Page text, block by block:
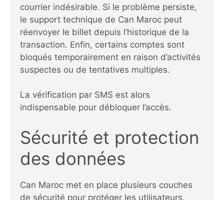
courrier indésirable. Si le problème persiste,
le support technique de Can Maroc peut
réenvoyer le billet depuis l’historique de la
transaction. Enfin, certains comptes sont
bloqués temporairement en raison d’activités
suspectes ou de tentatives multiples.
La vérification par SMS est alors
indispensable pour débloquer l’accès.
Sécurité et protection
des données
Can Maroc met en place plusieurs couches
de sécurité pour protéger les utilisateurs.